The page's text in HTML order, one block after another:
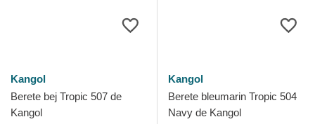
Kangol
Berete bej Tropic 507 de
Kangol
Kangol
Berete bleumarin Tropic 504
Navy de Kangol